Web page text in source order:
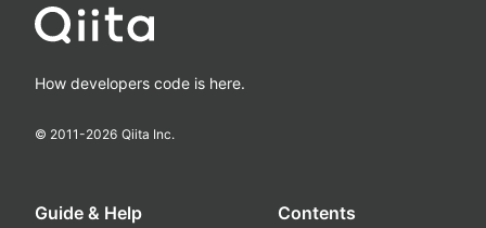
How developers code is here.
© 2011-2026 Qiita Inc.
Guide & Help Contents